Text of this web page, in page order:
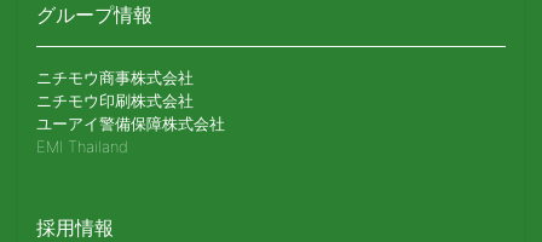
グループ情報
ニチモウ商事株式会社
ニチモウ印刷株式会社
ユーアイ警備保障株式会社
EMI Thailand
採用情報